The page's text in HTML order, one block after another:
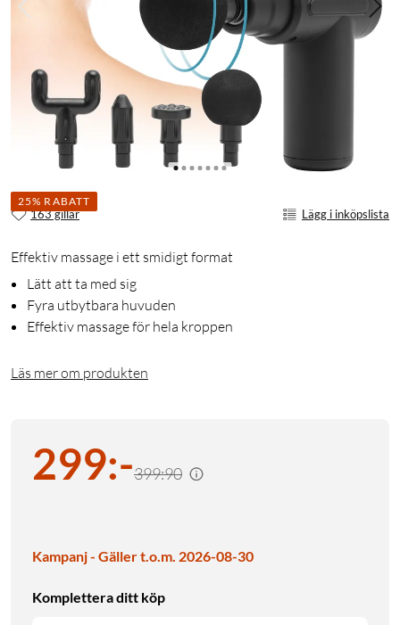
25% RABATT
163 gillar Lägg i inköpslista
Effektiv massage i ett smidigt format
Lätt att ta med sig
Fyra utbytbara huvuden
Effektiv massage för hela kroppen
Läs mer om produkten
299:-399:90
Kampanj - Gäller t.o.m. 2026-08-30
Komplettera ditt köp